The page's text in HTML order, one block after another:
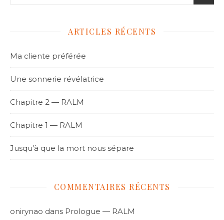
ARTICLES RÉCENTS
Ma cliente préférée
Une sonnerie révélatrice
Chapitre 2 — RALM
Chapitre 1 — RALM
Jusqu’à que la mort nous sépare
COMMENTAIRES RÉCENTS
onirynao dans Prologue — RALM